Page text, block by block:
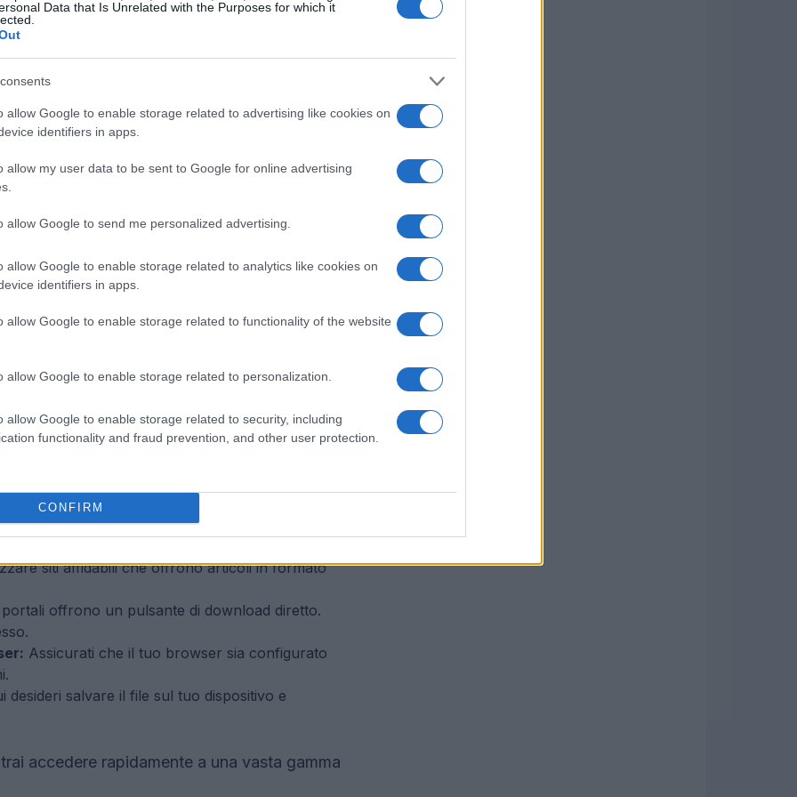
Data that Is Unrelated with the Purposes for which it
allow Google to enable storage related to advertising like cookies on
identifiers in apps.
allow my user data to be sent to Google for online advertising
allow Google to send me personalized advertising.
allow Google to enable storage related to analytics like cookies on
identifiers in apps.
allow Google to enable storage related to functionality of the website
allow Google to enable storage related to personalization.
allow Google to enable storage related to security, including
functionality and fraud prevention, and other user protection.
CONFIRM
pdf
la sua versatilità e compatibilità. Scaricare
vantaggi, tra cui:
su qualsiasi dispositivo, rendendo facile la
formati, il pdf mantiene il layout originale,
come previsto.
essere facilmente archiviati e organizzati,
necessarie.
pdf
semplice. Ecco alcuni passaggi da
siti affidabili che offrono articoli in formato
offrono un pulsante di download diretto.
Assicurati che il tuo browser sia configurato
desideri salvare il file sul tuo dispositivo e
accedere rapidamente a una vasta gamma